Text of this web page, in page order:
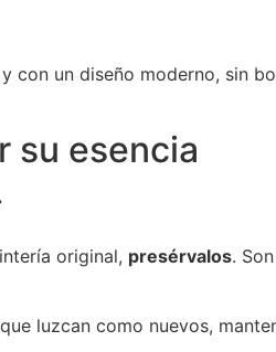
con un diseño moderno, sin
su esencia
original, presérvalos.
luzcan como nuevos,